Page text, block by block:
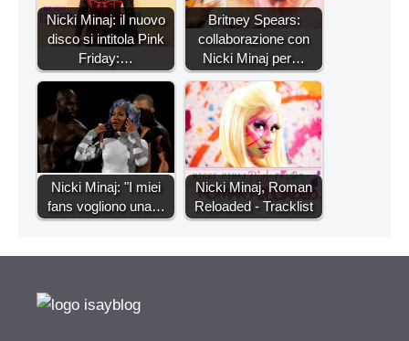
Nicki Minaj: il nuovo
disco si intitola Pink
Friday:…
Britney Spears:
collaborazione con
Nicki Minaj per…
Nicki Minaj: "I miei
fans vogliono una…
Nicki Minaj, Roman
Reloaded - Tracklist